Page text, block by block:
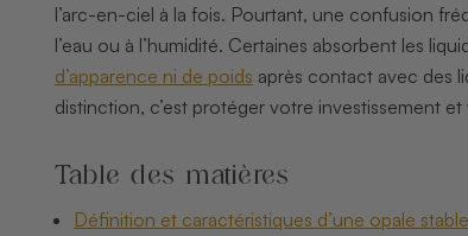
l’arc-en-ciel à la fois. Pourtant, une confusion
l’eau ou à l’humidité. Certaines absorbent les
d’apparence ni de poids après contact avec des
distinction, c’est protéger votre investissement
Table des matières
Définition et caractéristiques d’une opale stable